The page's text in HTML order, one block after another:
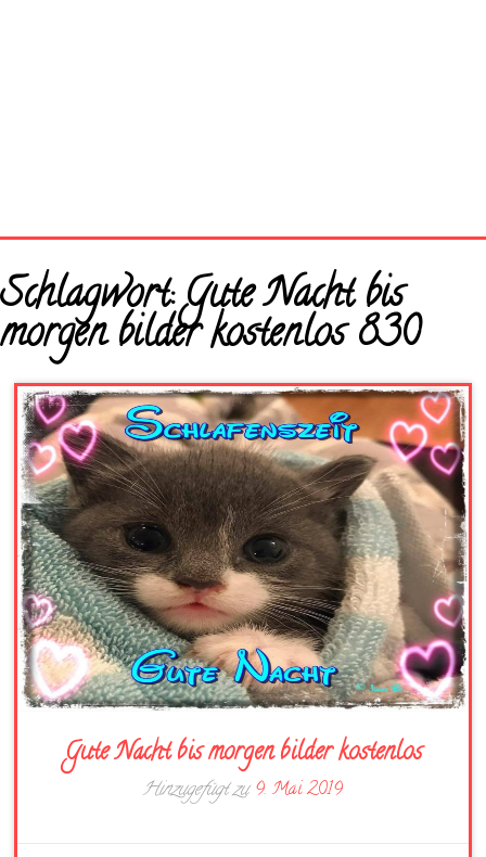
Startseite
Neue Bilder
Schlagwort:Gute Nacht bis
morgen bilder kostenlos 830
Gute Nacht bis morgen bilder kostenlos
Hinzugefügt zu9. Mai 2019